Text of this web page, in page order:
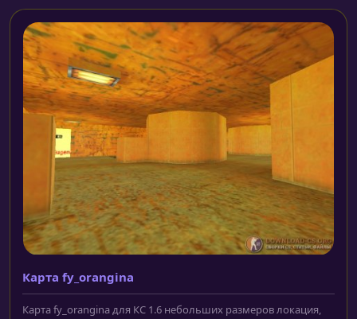
Карта fy_orangina
Карта fy_orangina для КС 1.6 небольших размеров локация,